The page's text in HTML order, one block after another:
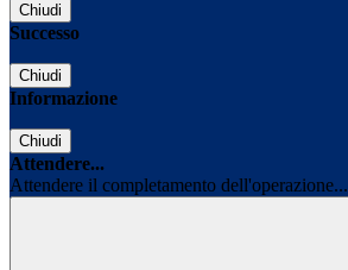
Chiudi
Successo
Chiudi
Informazione
Chiudi
Attendere...
Attendere il completamento dell'operazione...